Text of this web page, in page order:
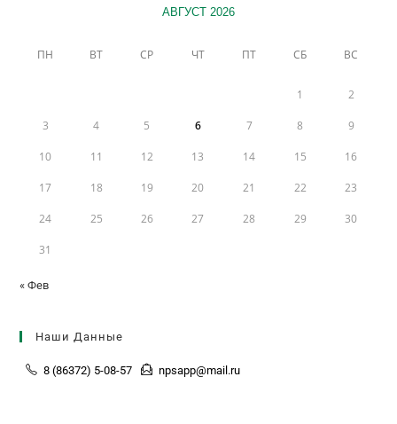
АВГУСТ 2026
ПН ВТ СР ЧТ ПТ СБ ВС
1 2
3 4 5 6 7 8 9
10 11 12 13 14 15 16
17 18 19 20 21 22 23
24 25 26 27 28 29 30
31
« Фев
Наши Данные
8 (86372) 5-08-57 npsapp@mail.ru